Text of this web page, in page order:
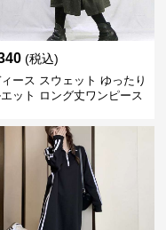
(税込)
ース スウェット ゆったり
ット ロング丈ワンピース